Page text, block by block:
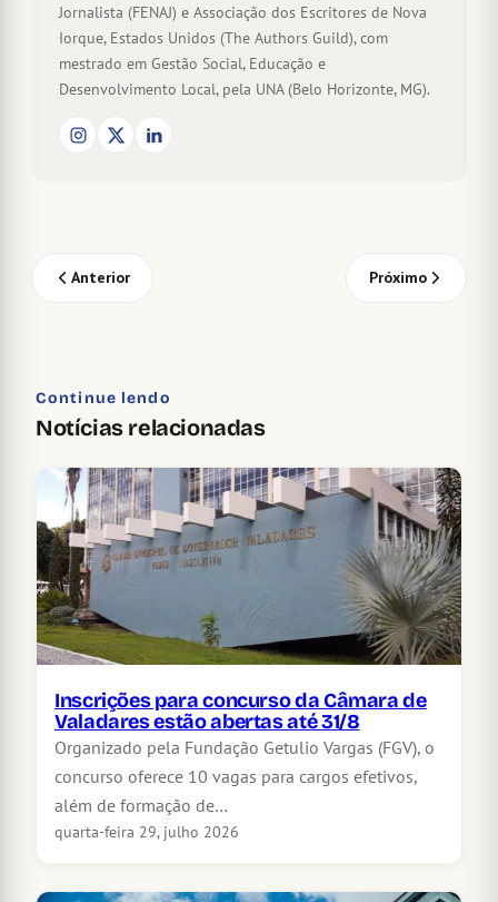
Jornalista (FENAJ) e Associação dos Escritores de Nova
Iorque, Estados Unidos (The Authors Guild), com
mestrado em Gestão Social, Educação e
Desenvolvimento Local, pela UNA (Belo Horizonte, MG).
Anterior Próximo
Continue lendo
Notícias relacionadas
Inscrições para concurso da Câmara de
Valadares estão abertas até 31/8
Organizado pela Fundação Getulio Vargas (FGV), o
concurso oferece 10 vagas para cargos efetivos,
além de formação de…
quarta-feira 29, julho 2026